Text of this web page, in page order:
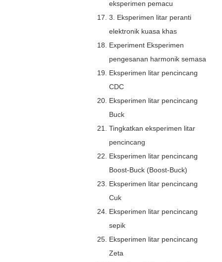
eksperimen pemacu
3. Eksperimen litar peranti
elektronik kuasa khas
Experiment Eksperimen
pengesanan harmonik semasa
Eksperimen litar pencincang
CDC
Eksperimen litar pencincang
Buck
Tingkatkan eksperimen litar
pencincang
Eksperimen litar pencincang
Boost-Buck (Boost-Buck)
Eksperimen litar pencincang
Cuk
Eksperimen litar pencincang
sepik
Eksperimen litar pencincang
Zeta